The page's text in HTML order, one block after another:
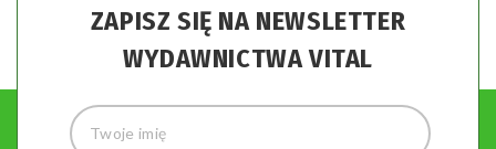
ZAPISZ SIĘ NA NEWSLETTER
WYDAWNICTWA VITAL